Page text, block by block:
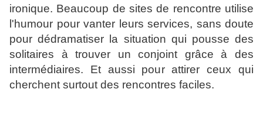
ironique. Beaucoup de sites de rencontre utilise
l'humour pour vanter leurs services, sans doute
pour dédramatiser la situation qui pousse des
solitaires à trouver un conjoint grâce à des
intermédiaires. Et aussi pour attirer ceux qui
cherchent surtout des rencontres faciles.